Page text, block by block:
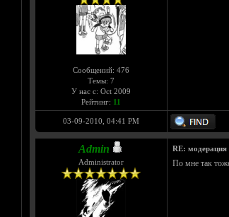
Сообщений: 476
Темы: 7
У нас с: Oct 2009
Рейтинг: 11
03-09-2010, 04:41 PM
Admin
Administrator
RE: модерация
По мне так